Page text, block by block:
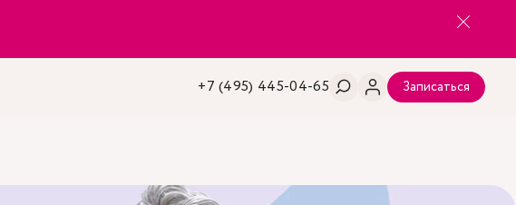
+7 (495) 445-04-65 Записаться